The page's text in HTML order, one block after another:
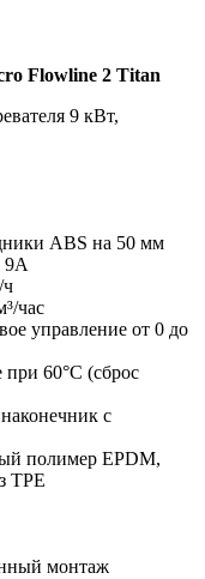
Flowline 2 Titan
9 кВт,
ABS на 50 мм
9А
час
управление от 0 до
при 60°С (сброс
с
полимер EPDM,
TPE
монтаж